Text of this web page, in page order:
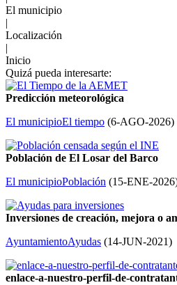
El municipio
|
Localización
|
Inicio
Quizá pueda interesarte:
Predicción meteorológica
El municipioEl tiempo (6-AGO-2026)
Población de El Losar del Barco
El municipioPoblación (15-ENE-2026
Inversiones de creación, mejora o
AyuntamientoAyudas (14-JUN-2021)
enlace-a-nuestro-perfil-de-